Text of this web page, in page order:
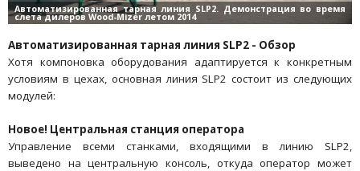
Автоматизированная тарная линия SLP2 - Обзор
Хотя компоновка оборудования адаптируется к конкретным
условиям в цехах, основная линия SLP2 состоит из следующих
модулей:
Новое! Центральная станция оператора
Управление всеми станками, входящими в линию SLP2,
выведено на центральную консоль, откуда оператор может